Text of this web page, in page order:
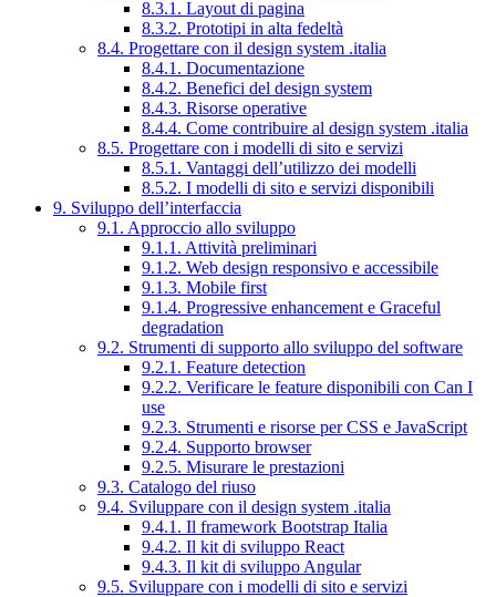
8.3.1. Layout di pagina
8.3.2. Prototipi in alta fedeltà
8.4. Progettare con il design system .italia
8.4.1. Documentazione
8.4.2. Benefici del design system
8.4.3. Risorse operative
8.4.4. Come contribuire al design system .italia
8.5. Progettare con i modelli di sito e servizi
8.5.1. Vantaggi dell’utilizzo dei modelli
8.5.2. I modelli di sito e servizi disponibili
9. Sviluppo dell’interfaccia
9.1. Approccio allo sviluppo
9.1.1. Attività preliminari
9.1.2. Web design responsivo e accessibile
9.1.3. Mobile first
9.1.4. Progressive enhancement e Graceful
degradation
9.2. Strumenti di supporto allo sviluppo del software
9.2.1. Feature detection
9.2.2. Verificare le feature disponibili con Can I
use
9.2.3. Strumenti e risorse per CSS e JavaScript
9.2.4. Supporto browser
9.2.5. Misurare le prestazioni
9.3. Catalogo del riuso
9.4. Sviluppare con il design system .italia
9.4.1. Il framework Bootstrap Italia
9.4.2. Il kit di sviluppo React
9.4.3. Il kit di sviluppo Angular
9.5. Sviluppare con i modelli di sito e servizi